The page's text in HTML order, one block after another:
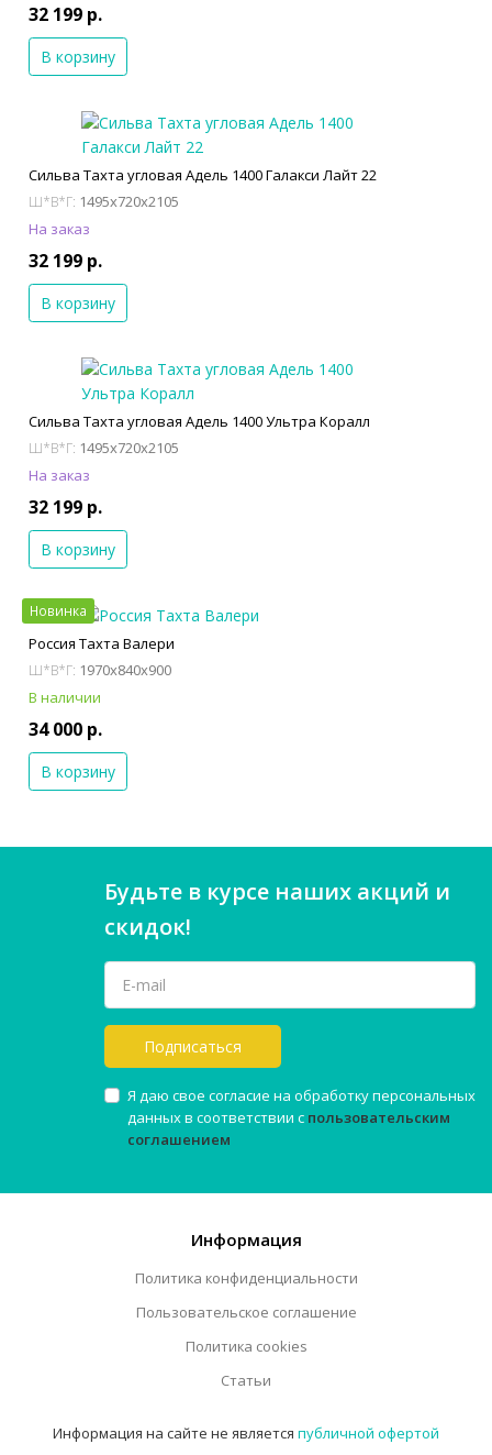
32 199 р.
В корзину
Сильва Тахта угловая Адель 1400 Галакси Лайт 22
Ш*В*Г: 1495x720x2105
На заказ
32 199 р.
В корзину
Сильва Тахта угловая Адель 1400 Ультра Коралл
Ш*В*Г: 1495x720x2105
На заказ
32 199 р.
В корзину
Новинка
Россия Тахта Валери
Ш*В*Г: 1970x840x900
В наличии
34 000 р.
В корзину
Будьте в курсе наших акций и
скидок!
Подписаться
Я даю свое согласие на обработку персональных
данных в соответствии с пользовательским
соглашением
Информация
Политика конфиденциальности
Пользовательское соглашение
Политика cookies
Статьи
Информация на сайте не является публичной офертой